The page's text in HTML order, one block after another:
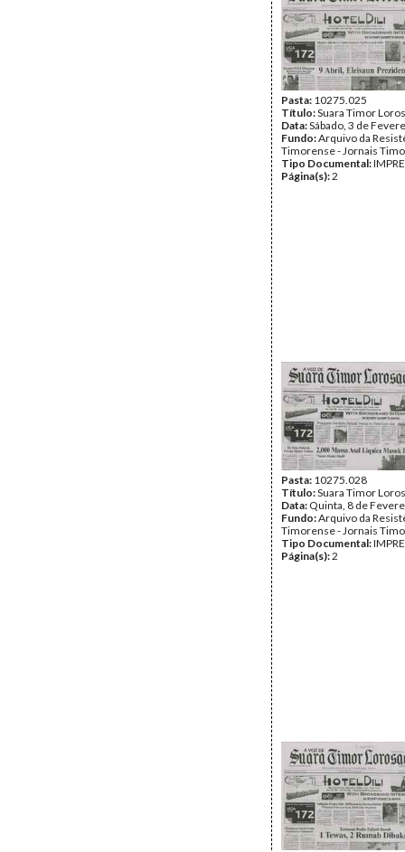
Pasta: 10275.025
Título:Suara Timor
Data:Sábado, 3 de
Fundo:Arquivo da
Timorense - Jornais
Tipo Documental:
Página(s):2
Pasta: 10275.028
Título:Suara Timor
Data: Quinta, 8 de
Fundo:Arquivo da
Timorense - Jornais
Tipo Documental:
Página(s):2